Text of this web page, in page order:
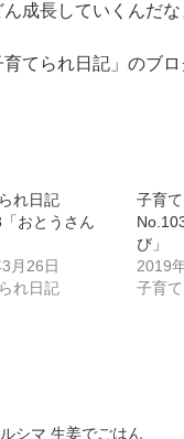
ん成長していくんだな
てられ日記」のブロ
れ日記
おとうさん
月26日
れ日記
子育
び」
2019
子育
シマ 生姜でごはん